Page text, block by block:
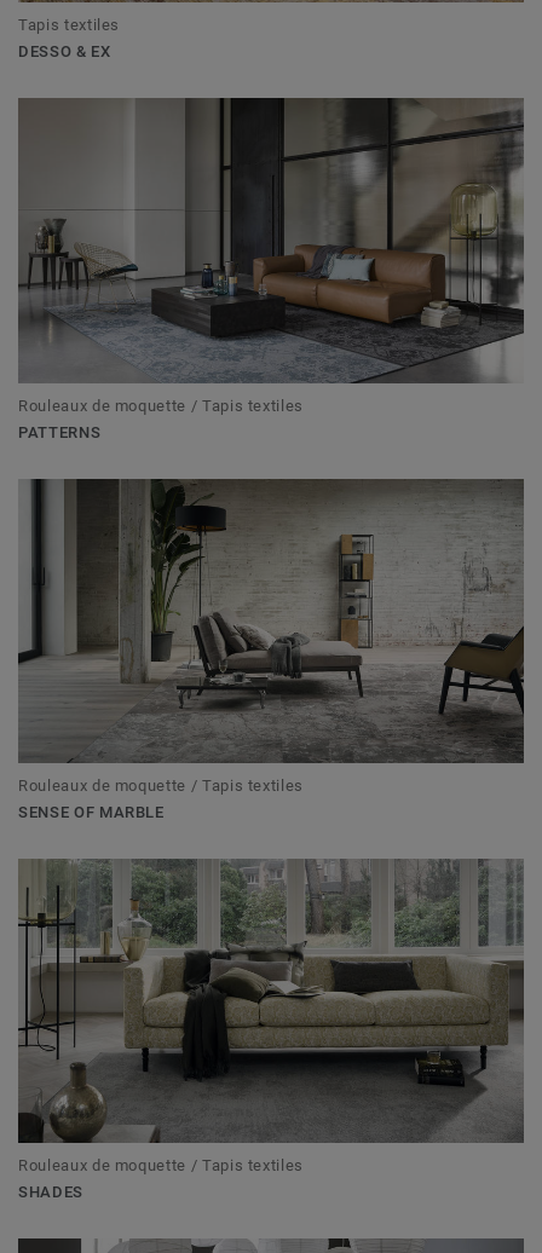
Tapis textiles
DESSO & EX
Rouleaux de moquette / Tapis textiles
PATTERNS
Rouleaux de moquette / Tapis textiles
SENSE OF MARBLE
Rouleaux de moquette / Tapis textiles
SHADES